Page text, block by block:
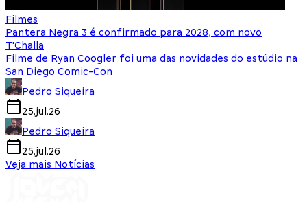
Filmes
Pantera Negra 3 é confirmado para 2028, com novo
T'Challa
Filme de Ryan Coogler foi uma das novidades do estúdio na
San Diego Comic-Con
Pedro Siqueira
25.jul.26
Pedro Siqueira
25.jul.26
Veja mais Notícias